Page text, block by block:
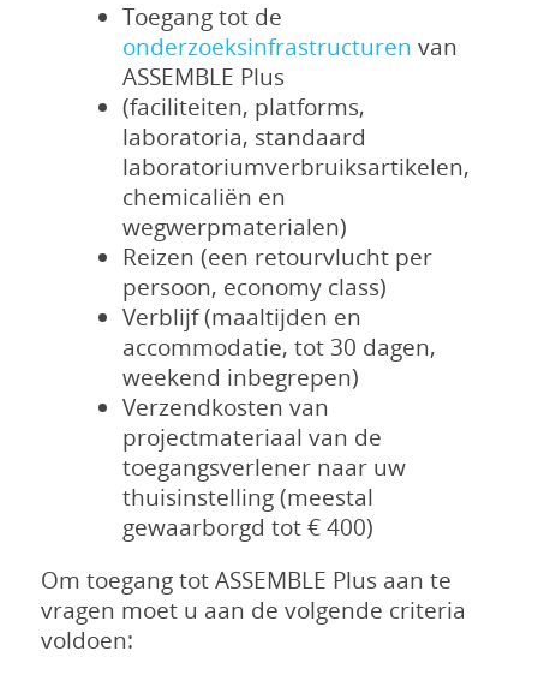
Toegang tot de
onderzoeksinfrastructuren van
ASSEMBLE Plus
(faciliteiten, platforms,
laboratoria, standaard
laboratoriumverbruiksartikelen,
chemicaliën en
wegwerpmaterialen)
Reizen (een retourvlucht per
persoon, economy class)
Verblijf (maaltijden en
accommodatie, tot 30 dagen,
weekend inbegrepen)
Verzendkosten van
projectmateriaal van de
toegangsverlener naar uw
thuisinstelling (meestal
gewaarborgd tot € 400)
Om toegang tot ASSEMBLE Plus aan te
vragen moet u aan de volgende criteria
voldoen: